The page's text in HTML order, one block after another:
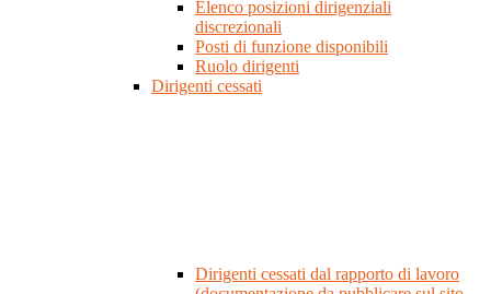
Elenco posizioni dirigenziali
discrezionali
Posti di funzione disponibili
Ruolo dirigenti
Dirigenti cessati
Dirigenti cessati dal rapporto di lavoro